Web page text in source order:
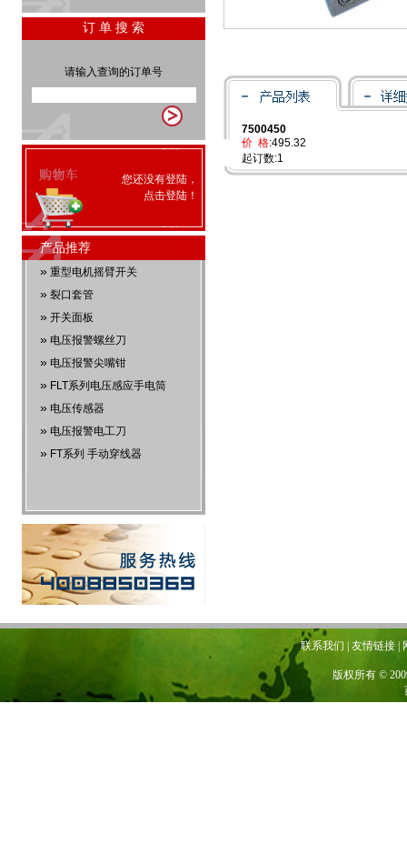
订 单 搜 索
请输入查询的订单号
您还没有登陆，
点击登陆 ！
产品推荐
» 重型电机摇臂开关
» 裂口套管
» 开关面板
» 电压报警螺丝刀
» 电压报警尖嘴钳
» FLT系列电压感应手电筒
» 电压传感器
» 电压报警电工刀
» FT系列 手动穿线器
7500450
价 格:495.32
起订数:1
联系我们 | 友情链接 |
版权所有 ©